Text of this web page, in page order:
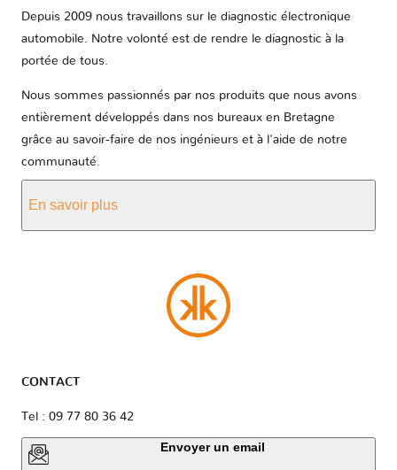
Depuis 2009 nous travaillons sur le diagnostic électronique
automobile. Notre volonté est de rendre le diagnostic à la
portée de tous.
Nous sommes passionnés par nos produits que nous avons
entièrement développés dans nos bureaux en Bretagne
grâce au savoir-faire de nos ingénieurs et à l'aide de notre
communauté.
En savoir plus
CONTACT
Tel : 09 77 80 36 42
Envoyer un email